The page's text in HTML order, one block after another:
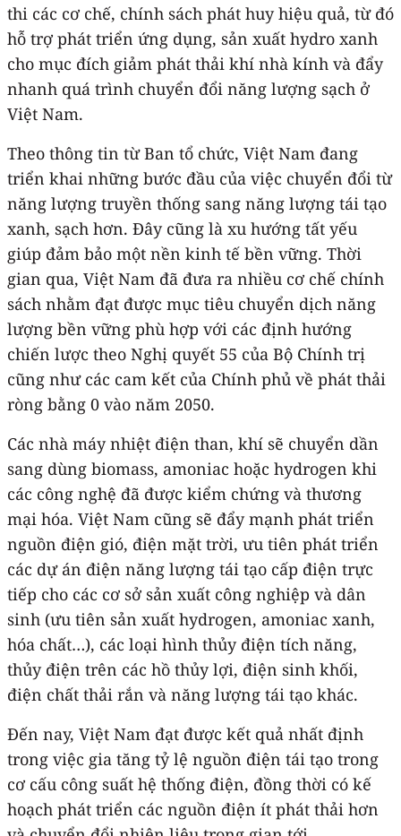
thi các cơ chế, chính sách phát huy hiệu quả, từ đó
hỗ trợ phát triển ứng dụng, sản xuất hydro xanh
cho mục đích giảm phát thải khí nhà kính và đẩy
nhanh quá trình chuyển đổi năng lượng sạch ở
Việt Nam.
Theo thông tin từ Ban tổ chức, Việt Nam đang
triển khai những bước đầu của việc chuyển đổi từ
năng lượng truyền thống sang năng lượng tái tạo
xanh, sạch hơn. Đây cũng là xu hướng tất yếu
giúp đảm bảo một nền kinh tế bền vững. Thời
gian qua, Việt Nam đã đưa ra nhiều cơ chế chính
sách nhằm đạt được mục tiêu chuyển dịch năng
lượng bền vững phù hợp với các định hướng
chiến lược theo Nghị quyết 55 của Bộ Chính trị
cũng như các cam kết của Chính phủ về phát thải
ròng bằng 0 vào năm 2050.
Các nhà máy nhiệt điện than, khí sẽ chuyển dần
sang dùng biomass, amoniac hoặc hydrogen khi
các công nghệ đã được kiểm chứng và thương
mại hóa. Việt Nam cũng sẽ đẩy mạnh phát triển
nguồn điện gió, điện mặt trời, ưu tiên phát triển
các dự án điện năng lượng tái tạo cấp điện trực
tiếp cho các cơ sở sản xuất công nghiệp và dân
sinh (ưu tiên sản xuất hydrogen, amoniac xanh,
hóa chất…), các loại hình thủy điện tích năng,
thủy điện trên các hồ thủy lợi, điện sinh khối,
điện chất thải rắn và năng lượng tái tạo khác.
Đến nay, Việt Nam đạt được kết quả nhất định
trong việc gia tăng tỷ lệ nguồn điện tái tạo trong
cơ cấu công suất hệ thống điện, đồng thời có kế
hoạch phát triển các nguồn điện ít phát thải hơn